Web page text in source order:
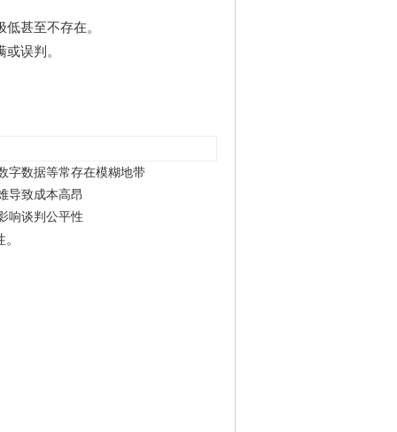
甚至不存在。
误判。
字数据等常存在模糊地带
导致成本高昂
响谈判公平性